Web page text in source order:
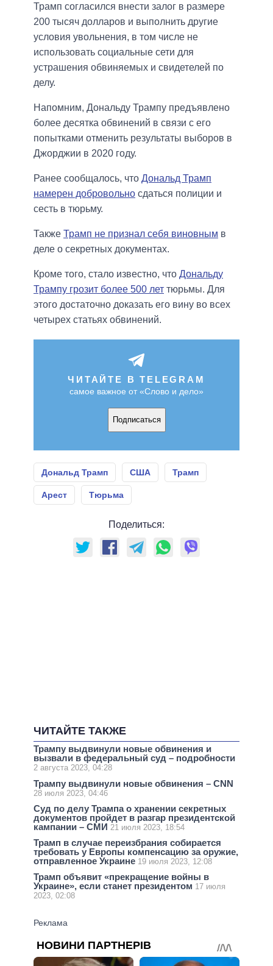
Трамп согласился внести залог в размере
200 тысяч долларов и выполнить другие
условия увольнения, в том числе не
использовать социальные сети для
устрашения обвиняемых и свидетелей по
делу.
Напомним, Дональду Трампу предъявлено
более десятка обвинений в связи с его
попытками отменить результаты выборов в
Джорджии в 2020 году.
Ранее сообщалось, что Дональд Трамп
намерен добровольно сдаться полиции и
сесть в тюрьму.
Также Трамп не признал себя виновным в
деле о секретных документах.
Кроме того, стало известно, что Дональду
Трампу грозит более 500 лет тюрьмы. Для
этого достаточно доказать его вину во всех
четырех статьях обвинений.
ЧИТАЙТЕ В TELEGRAM
самое важное от «Слово и дело»
Подписаться
Дональд Трамп США Трамп
Арест Тюрьма
Поделиться:
ЧИТАЙТЕ ТАКЖЕ
Трампу выдвинули новые обвинения и
вызвали в федеральный суд – подробности
2 августа 2023, 04:28
Трампу выдвинули новые обвинения – CNN
28 июля 2023, 04:46
Суд по делу Трампа о хранении секретных
документов пройдет в разгар президентской
кампании – СМИ 21 июля 2023, 18:54
Трамп в случае переизбрания собирается
требовать у Европы компенсацию за оружие,
отправленное Украине 19 июля 2023, 12:08
Трамп объявит «прекращение войны в
Украине», если станет президентом 17 июля
2023, 02:08